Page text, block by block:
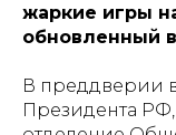
жаркие игры
обновленный
В преддверии
Президента